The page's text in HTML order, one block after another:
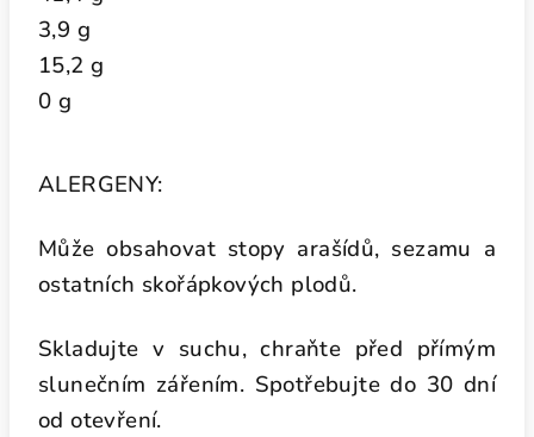
3,9 g
15,2 g
0 g
ALERGENY:
Může obsahovat stopy arašídů, sezamu a
ostatních skořápkových plodů.
Skladujte v suchu, chraňte před přímým
slunečním zářením. Spotřebujte do 30 dní
od otevření.